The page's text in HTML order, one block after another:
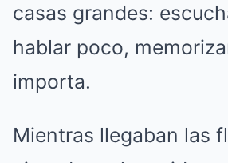
casas grandes:
hablar poco,
importa.
Mientras llegaban las